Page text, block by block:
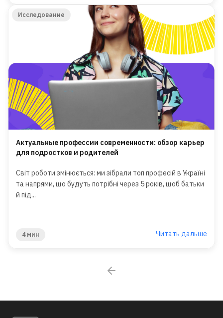
Исследование
Актуальные профессии современности: обзор карьер
для подростков и родителей
Світ роботи змінюється: ми зібрали топ професій в Україні
та напрями, що будуть потрібні через 5 років, щоб батьки
й під...
4 мин Читать дальше